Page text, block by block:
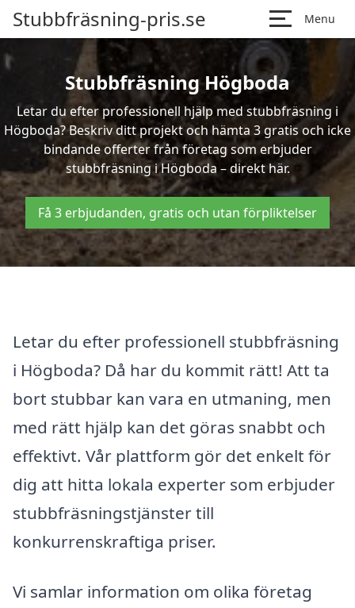
Stubbfräsning-pris.se Menu
Stubbfräsning Högboda
Letar du efter professionell hjälp med stubbfräsning i
Högboda? Beskriv ditt projekt och hämta 3 gratis och icke
bindande offerter från företag som erbjuder
stubbfräsning i Högboda – direkt här.
Få 3 erbjudanden, gratis och utan förpliktelser
Letar du efter professionell stubbfräsning
i Högboda? Då har du kommit rätt! Att ta
bort stubbar kan vara en utmaning, men
med rätt hjälp kan det göras snabbt och
effektivt. Vår plattform gör det enkelt för
dig att hitta lokala experter som erbjuder
stubbfräsningstjänster till
konkurrenskraftiga priser.
Vi samlar information om olika företag